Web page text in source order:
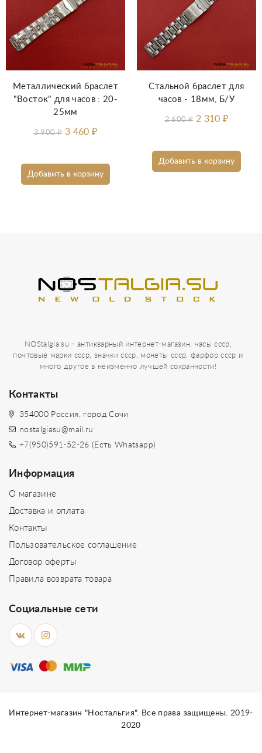
Добавить в корзину
Металлический браслет
"Восток" для часов : 20-
25мм
3 900₽ 3 460₽
Добавить в корзину
Стальной браслет для
часов - 18мм, Б/У
2 600₽ 2 310₽
NOStalgia.su - антикварный интернет-магазин, часы ссср,
почтовые марки ссср, значки ссср, монеты ссср, фарфор ссср и
много другое в неизменно лучшей сохранности!
Контакты
354000 Россия, город Сочи
nostalgiasu@mail.ru
+7(950)591-52-26 (Есть Whatsapp)
Информация
О магазине
Доставка и оплата
Контакты
Пользовательское соглашение
Договор оферты
Правила возврата товара
Социальные сети
Интернет-магазин "Ностальгия". Все права защищены. 2019-
2020